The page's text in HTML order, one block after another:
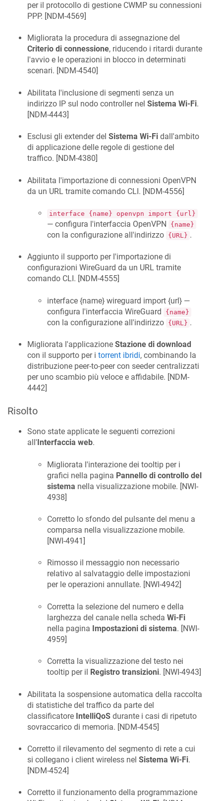
per il protocollo di gestione CWMP su connessioni
PPP. [NDM-4569]
Migliorata la procedura di assegnazione del
Criterio di connessione, riducendo i ritardi durante
l'avvio e le operazioni in blocco in determinati
scenari. [NDM-4540]
Abilitata l'inclusione di segmenti senza un
indirizzo IP sul nodo controller nel Sistema Wi-Fi.
[NDM-4443]
Esclusi gli extender del Sistema Wi-Fi dall'ambito
di applicazione delle regole di gestione del
traffico. [NDM-4380]
Abilitata l'importazione di connessioni OpenVPN
da un URL tramite comando CLI. [NDM-4556]
interface {name} openvpn import {url}
— configura l'interfaccia OpenVPN {name}
con la configurazione all'indirizzo {URL} .
Aggiunto il supporto per l'importazione di
configurazioni WireGuard da un URL tramite
comando CLI. [NDM-4555]
interface {name} wireguard import {url} —
configura l'interfaccia WireGuard
{name}
con la configurazione all'indirizzo {URL} .
Migliorata l'applicazione Stazione di download
con il supporto per i torrent ibridi, combinando la
distribuzione peer-to-peer con seeder centralizzati
per uno scambio più veloce e affidabile. [NDM-
4442]
Risolto
Sono state applicate le seguenti correzioni
all' Interfaccia web.
Migliorata l'interazione dei tooltip per i
grafici nella pagina Pannello di controllo del
sistema nella visualizzazione mobile. [NWI-
4938]
Corretto lo sfondo del pulsante del menu a
comparsa nella visualizzazione mobile.
[NWI-4941]
Rimosso il messaggio non necessario
relativo al salvataggio delle impostazioni
per le operazioni annullate. [NWI-4942]
Corretta la selezione del numero e della
larghezza del canale nella scheda Wi-Fi
nella pagina Impostazioni di sistema. [NWI-
4959]
Corretta la visualizzazione del testo nei
tooltip per il
Registro transizioni. [NWI-4943]
Abilitata la sospensione automatica della raccolta
di statistiche del traffico da parte del
classificatore IntelliQoS durante i casi di ripetuto
sovraccarico di memoria. [NDM-4545]
Corretto il rilevamento del segmento di rete a cui
si collegano i client wireless nel Sistema Wi-Fi.
[NDM-4524]
Corretto il funzionamento della programmazione